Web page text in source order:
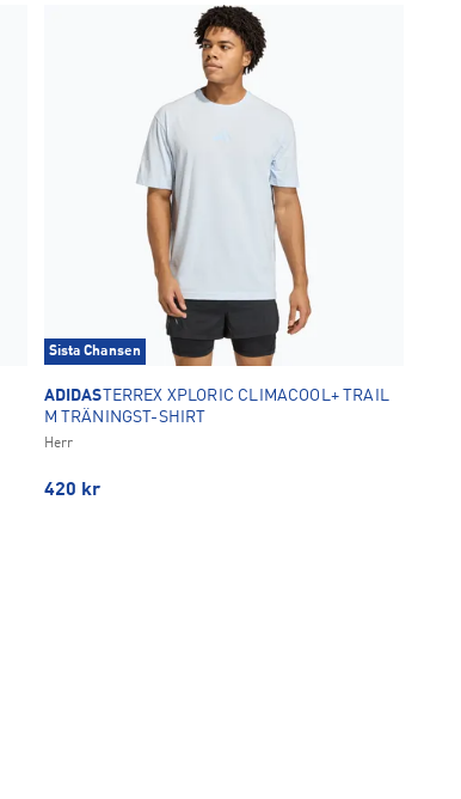
Sista Chansen
ADIDASTERREX XPLORIC CLIMACOOL+ TRAIL
M TRÄNINGST-SHIRT
Herr
420 kr